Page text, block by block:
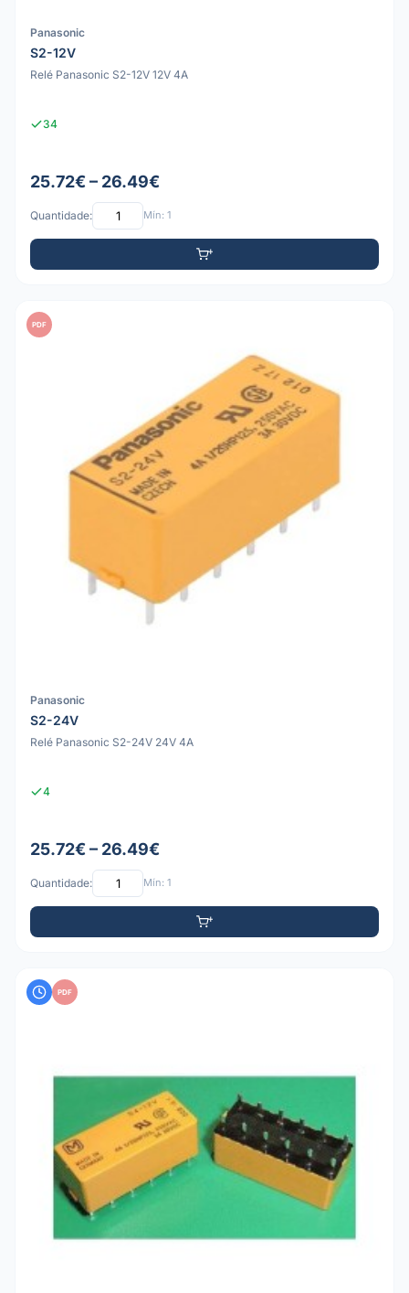
Panasonic
S2-12V
Relé Panasonic S2-12V 12V 4A
34
25.72€ – 26.49€
Quantidade: Mín: 1
PDF
Panasonic
S2-24V
Relé Panasonic S2-24V 24V 4A
4
25.72€ – 26.49€
Quantidade: Mín: 1
PDF